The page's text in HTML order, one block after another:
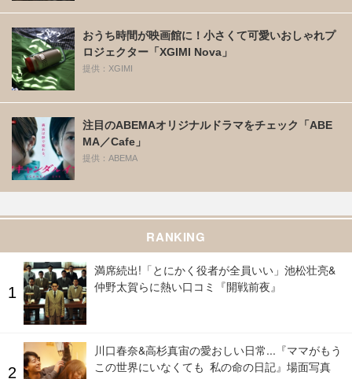
おうち時間が映画館に！小さくて可愛いおしゃれプ
ロジェクター「XGIMI Nova」
提供：XGIMI
注目のABEMAオリジナルドラマをチェック「ABE
MA／Cafe」
提供：ABEMA
RANKING
満席続出!「とにかく役者が全員いい」池松壮亮&
仲野太賀らに熱い口コミ『開戦前夜』
川口春奈&高杉真宙の愛おしい日常...『ママがもう
この世界にいなくても 私の命の日記』場面写真